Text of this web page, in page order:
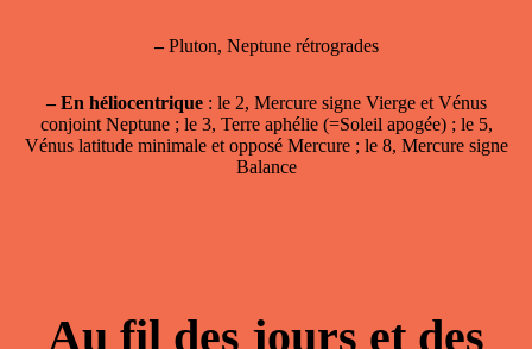
–Pluton, Neptune rétrogrades
– En héliocentrique: le 2, Mercure signe Vierge et Vénus
conjoint Neptune ; le 3, Terre aphélie (=Soleil apogée) ; le 5,
Vénus latitude minimale et opposé Mercure ; le 8, Mercure signe
Balance
Au fil des jours et des